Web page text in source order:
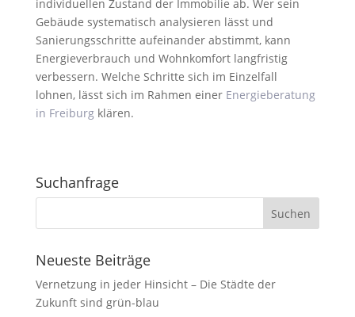
individuellen Zustand der Immobilie ab. Wer sein
Gebäude systematisch analysieren lässt und
Sanierungsschritte aufeinander abstimmt, kann
Energieverbrauch und Wohnkomfort langfristig
verbessern. Welche Schritte sich im Einzelfall
lohnen, lässt sich im Rahmen einer Energieberatung
in Freiburgklären.
Suchanfrage
Neueste Beiträge
Vernetzung in jeder Hinsicht – Die Städte der
Zukunft sind grün-blau